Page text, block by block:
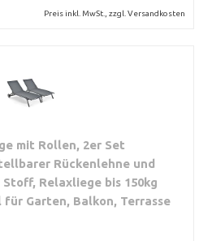
Preis inkl. MwSt., zzgl. Versandkosten
mit Rollen, 2er Set
Rückenlehne und
Relaxliege bis 150kg
Garten, Balkon, Terrasse